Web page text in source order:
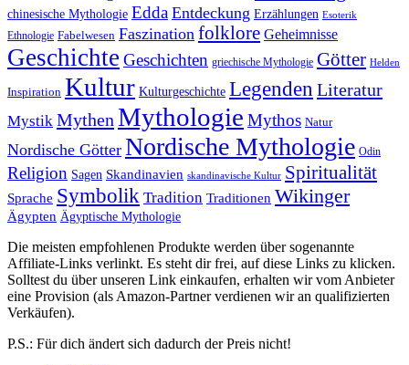
chinesische Mythologie Edda Entdeckung Erzählungen Esoterik
Ethnologie Fabelwesen Faszination folklore Geheimnisse
Geschichte Geschichten griechische Mythologie Götter Helden
Inspiration Kultur Kulturgeschichte Legenden Literatur
Mystik Mythen Mythologie Mythos Natur
Nordische Götter Nordische Mythologie Odin
Religion Sagen Skandinavien skandinavische Kultur Spiritualität
Sprache Symbolik Tradition Traditionen Wikinger
Ägypten Ägyptische Mythologie
Die meisten empfohlenen Produkte werden über sogenannte
Affiliate-Links verlinkt. Es steht dir frei, auf diese Links zu klicken.
Solltest du über unseren Link einkaufen, erhalten wir vom Anbieter
eine Provision (als Amazon-Partner verdienen wir an qualifizierten
Verkäufen).
P.S.: Für dich ändert sich dadurch der Preis nicht!